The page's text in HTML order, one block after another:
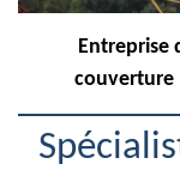
Entreprise
couverture